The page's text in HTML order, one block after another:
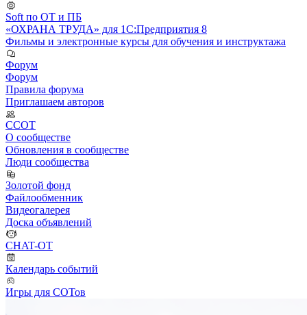
Soft по ОТ и ПБ
«ОХРАНА ТРУДА» для 1С:Предприятия 8
Фильмы и электронные курсы для обучения и инструктажа
Форум
Форум
Правила форума
Приглашаем авторов
ССОТ
О сообществе
Обновления в сообществе
Люди сообщества
Золотой фонд
Файлообменник
Видеогалерея
Доска объявлений
CHAT-OT
Календарь событий
Игры для СОТов